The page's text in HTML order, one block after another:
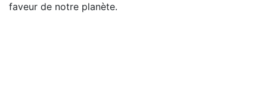
faveur de notre planète.